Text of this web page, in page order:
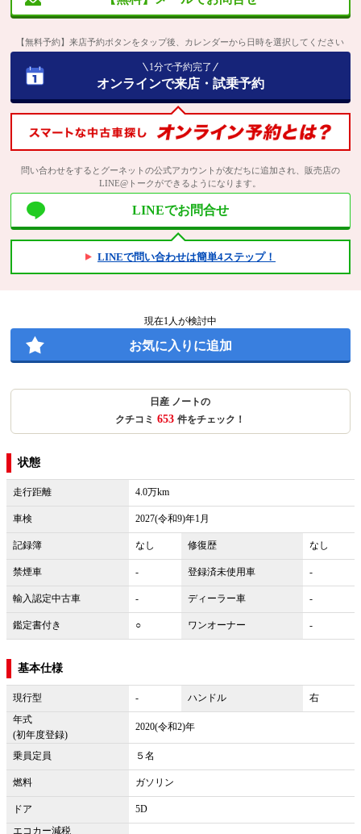
【無料予約】来店予約ボタンをタップ後、カレンダーから日時を選択してください
1分で予約完了
オンラインで来店・試乗予約
問い合わせをするとグーネットの公式アカウントが友だちに追加され、販売店の
LINE@トークができるようになります。
LINEでお問合せ
LINEで問い合わせは簡単4ステップ！
現在1人が検討中
お気に入りに追加
日産 ノートの
クチコミ 653 件をチェック！
状態
走行距離 4.0万km
車検 2027(令和9)年1月
記録簿 なし 修復歴 なし
禁煙車 - 登録済未使用車 -
輸入認定中古車 - ディーラー車 -
鑑定書付き ○ ワンオーナー -
基本仕様
現行型 - ハンドル
右
年式
(初年度登録)
2020(令和2)年
乗員定員 ５名
燃料 ガソリン
ドア
5D
エコカー減税